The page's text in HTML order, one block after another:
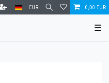
EUR 0,00 EUR
☰